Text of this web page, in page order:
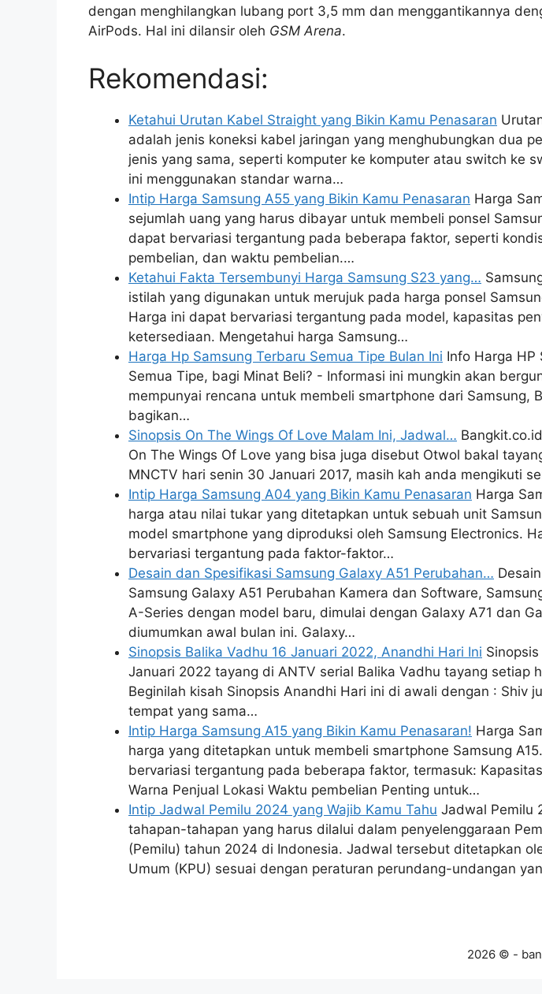
dengan menghilangkan lubang port 3,5 mm dan menggantikannya
AirPods. Hal ini dilansir oleh GSM Arena.
Rekomendasi:
Ketahui Urutan Kabel Straight yang Bikin Kamu Penasaran
adalah jenis koneksi kabel jaringan yang menghubungkan dua
jenis yang sama, seperti komputer ke komputer atau switch ke
ini menggunakan standar warna…
Intip Harga Samsung A55 yang Bikin Kamu Penasaran Harga
sejumlah uang yang harus dibayar untuk membeli ponsel
dapat bervariasi tergantung pada beberapa faktor, seperti
pembelian, dan waktu pembelian.…
Ketahui Fakta Tersembunyi Harga Samsung S23 yang…
istilah yang digunakan untuk merujuk pada harga ponsel
Harga ini dapat bervariasi tergantung pada model, kapasitas
ketersediaan. Mengetahui harga Samsung…
Harga Hp Samsung Terbaru Semua Tipe Bulan Ini Info Harga HP
Semua Tipe, bagi Minat Beli? - Informasi ini mungkin akan
mempunyai rencana untuk membeli smartphone dari Samsung,
bagikan…
Sinopsis On The Wings Of Love Malam Ini, Jadwal…
On The Wings Of Love yang bisa juga disebut Otwol bakal
MNCTV hari senin 30 Januari 2017, masih kah anda mengikuti
Intip Harga Samsung A04 yang Bikin Kamu Penasaran Harga
harga atau nilai tukar yang ditetapkan untuk sebuah unit
model smartphone yang diproduksi oleh Samsung Electronics.
bervariasi tergantung pada faktor-faktor…
Desain dan Spesifikasi Samsung Galaxy A51 Perubahan…
Samsung Galaxy A51 Perubahan Kamera dan Software,
A-Series dengan model baru, dimulai dengan Galaxy A71 dan
diumumkan awal bulan ini. Galaxy…
Sinopsis Balika Vadhu 16 Januari 2022, Anandhi Hari Ini
Januari 2022 tayang di ANTV serial Balika Vadhu tayang setiap
Beginilah kisah Sinopsis Anandhi Hari ini di awali dengan : Shiv
tempat yang sama…
Intip Harga Samsung A15 yang Bikin Kamu Penasaran! Harga
harga yang ditetapkan untuk membeli smartphone Samsung
bervariasi tergantung pada beberapa faktor, termasuk:
Warna Penjual Lokasi Waktu pembelian Penting untuk…
Intip Jadwal Pemilu 2024 yang Wajib Kamu Tahu Jadwal Pemilu
tahapan-tahapan yang harus dilalui dalam penyelenggaraan
(Pemilu) tahun 2024 di Indonesia. Jadwal tersebut ditetapkan
Umum (KPU) sesuai dengan peraturan perundang-undangan
2026 © -